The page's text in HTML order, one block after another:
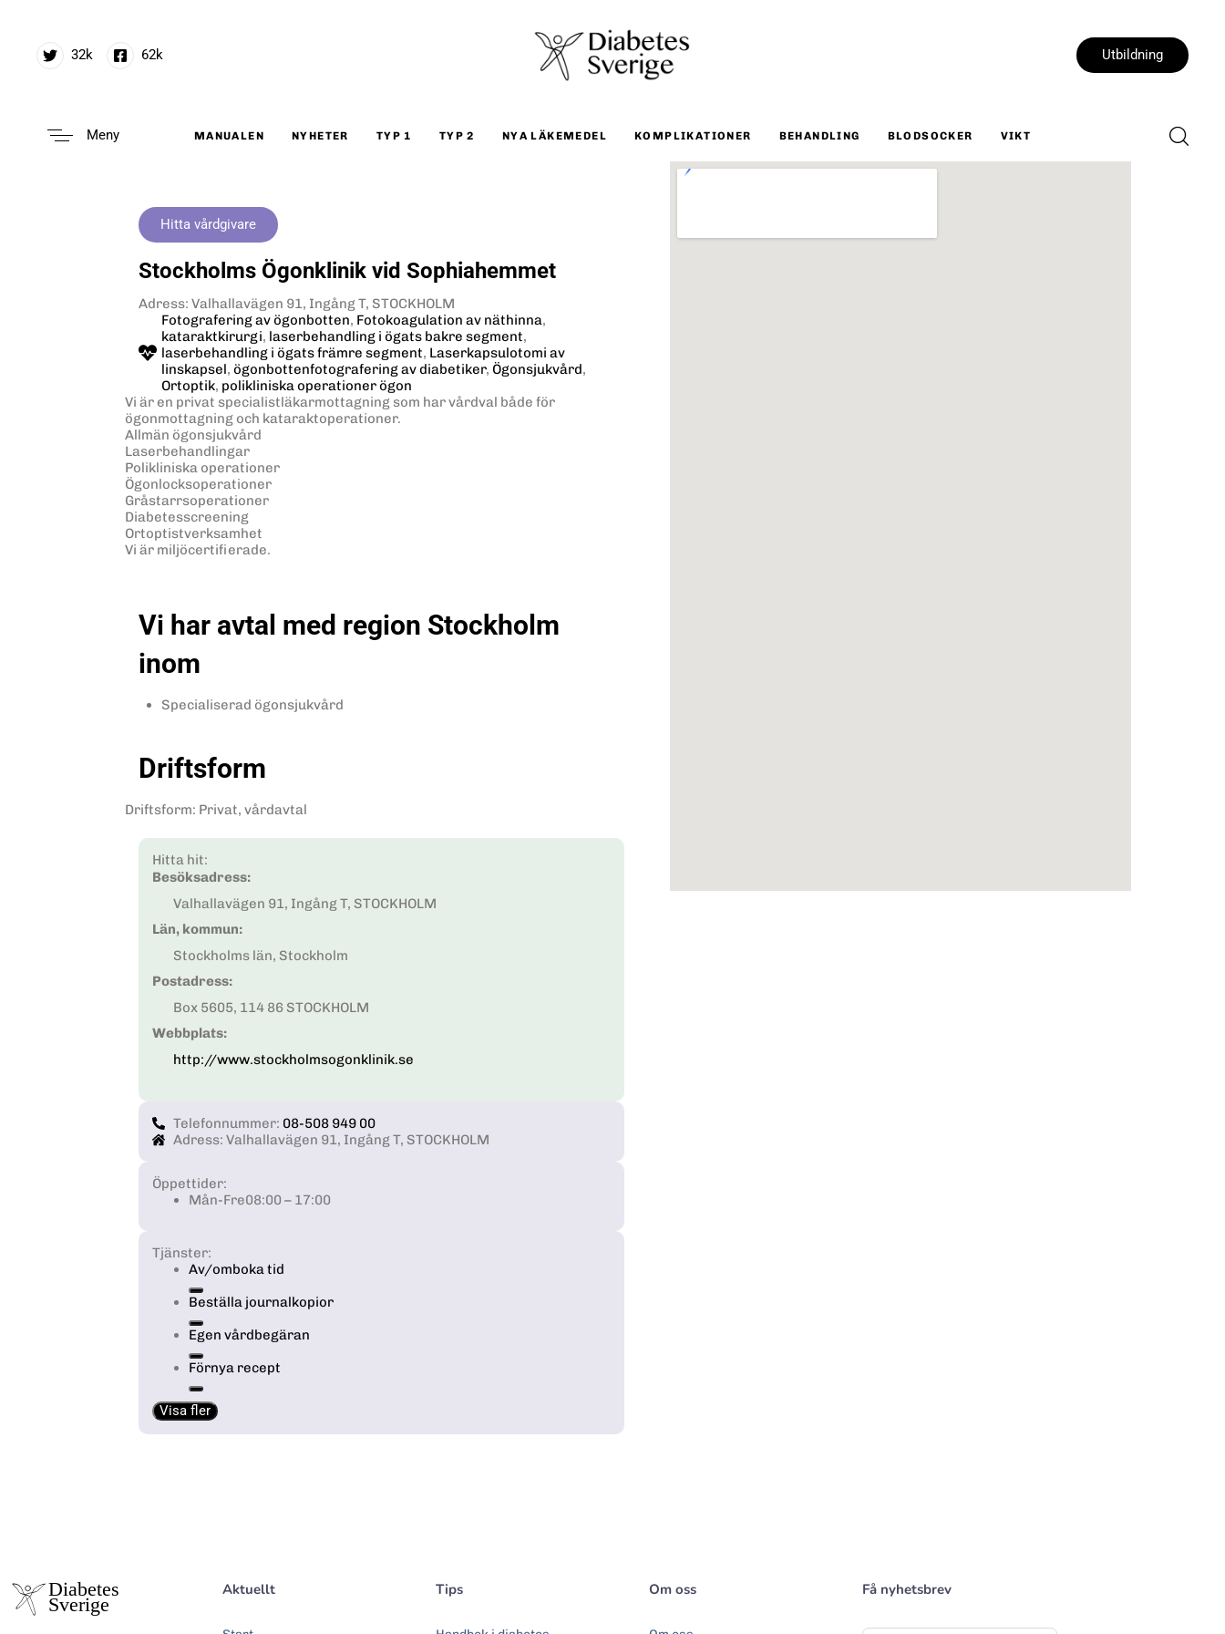
32k 62k Utbildning
Meny MANUALEN NYHETER TYP 1 TYP 2 NYA LÄKEMEDEL KOMPLIKATIONER BEHANDLING BLODSOCKER VIKT
Hitta vårdgivare
Stockholms Ögonklinik vid Sophiahemmet
Adress: Valhallavägen 91, Ingång T, STOCKHOLM
Fotografering av ögonbotten, Fotokoagulation av näthinna,
kataraktkirurgi, laserbehandling i ögats bakre segment,
laserbehandling i ögats främre segment, Laserkapsulotomi av
linskapsel, ögonbottenfotografering av diabetiker, Ögonsjukvård,
Ortoptik, polikliniska operationer ögon
Vi är en privat specialistläkarmottagning som har vårdval både för
ögonmottagning och kataraktoperationer.
Allmän ögonsjukvård
Laserbehandlingar
Polikliniska operationer
Ögonlocksoperationer
Gråstarrsoperationer
Diabetesscreening
Ortoptistverksamhet
Vi är miljöcertifierade.
Vi har avtal med region Stockholm
inom
Specialiserad ögonsjukvård
Driftsform
Driftsform: Privat, vårdavtal
Hitta hit:
Besöksadress:
Valhallavägen 91, Ingång T, STOCKHOLM
Län, kommun:
Stockholms län, Stockholm
Postadress:
Box 5605, 114 86 STOCKHOLM
Webbplats:
http://www.stockholmsogonklinik.se
Telefonnummer: 08-508 949 00
Adress: Valhallavägen 91, Ingång T, STOCKHOLM
Öppettider:
Mån-Fre08:00 – 17:00
Tjänster:
Av/omboka tid
Beställa journalkopior
Egen vårdbegäran
Förnya recept
Visa fler
Aktuellt Tips Om oss Få nyhetsbrev